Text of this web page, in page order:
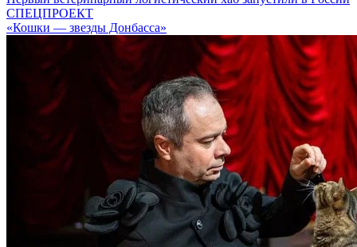
СПЕЦПРОЕКТ
«Кошки — звезды Донбасса»